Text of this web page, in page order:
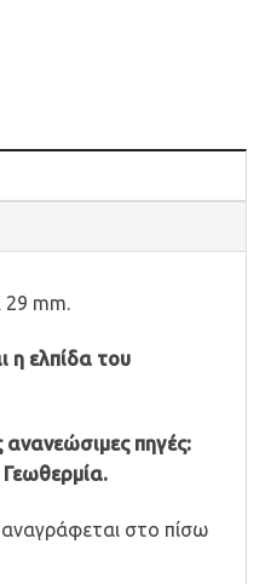
29 mm.
η ελπίδα του
πηγές:
στο πίσω